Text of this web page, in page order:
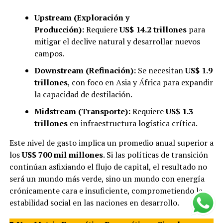
Upstream (Exploración y
Producción):RequiereUS$ 14.2 trillonespara
mitigar el declive natural y desarrollar nuevos
campos.
Downstream (Refinación):Se necesitanUS$ 1.9
trillones, con foco en Asia y África para expandir
la capacidad de destilación.
Midstream (Transporte):RequiereUS$ 1.3
trillonesen infraestructura logística crítica.
Este nivel de gasto implica un promedio anual superior a
losUS$ 700 mil millones. Si las políticas de transición
continúan asfixiando el flujo de capital, el resultado no
será un mundo más verde, sino un mundo con energía
crónicamente cara e insuficiente, comprometiendo la
estabilidad social en las naciones en desarrollo.